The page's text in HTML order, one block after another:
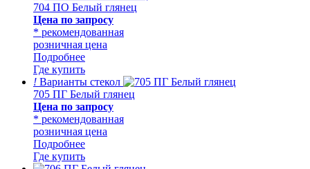
704 ПО Белый глянец
Цена по запросу
* рекомендованная
розничная цена
Подробнее
Где купить
! Варианты стекол
705 ПГ Белый глянец
Цена по запросу
* рекомендованная
розничная цена
Подробнее
Где купить